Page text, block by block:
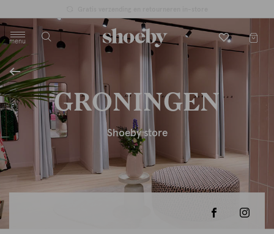
menu
label.header.toggle
GRONINGEN
Shoeby store